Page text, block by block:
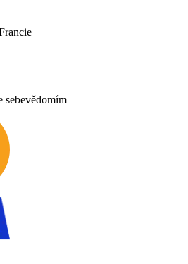
sebevědomím